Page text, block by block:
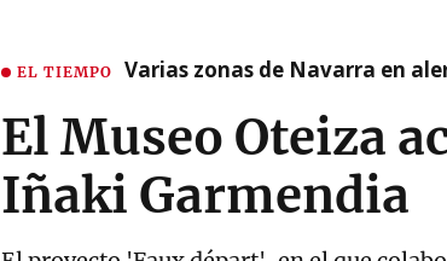
EL TIEMPO Varias zonas de Navarra en
El Museo Oteiza
Iñaki Garmendia